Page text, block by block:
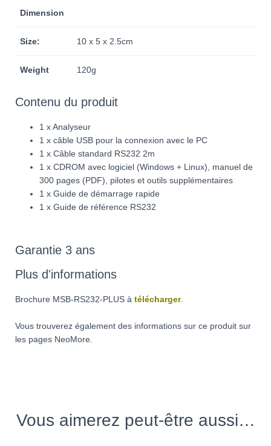
Dimension
Size: 10 x 5 x 2.5cm
Weight 120g
Contenu du produit
1 x Analyseur
1 x câble USB pour la connexion avec le PC
1 x Câble standard RS232 2m
1 x CDROM avec logiciel (Windows + Linux), manuel de
300 pages (PDF), pilotes et outils supplémentaires
1 x Guide de démarrage rapide
1 x Guide de référence RS232
Garantie 3 ans
Plus d'informations
Brochure MSB-RS232-PLUS à télécharger.
Vous trouverez également des informations sur ce produit sur
les pages NeoMore.
Vous aimerez peut-être aussi…